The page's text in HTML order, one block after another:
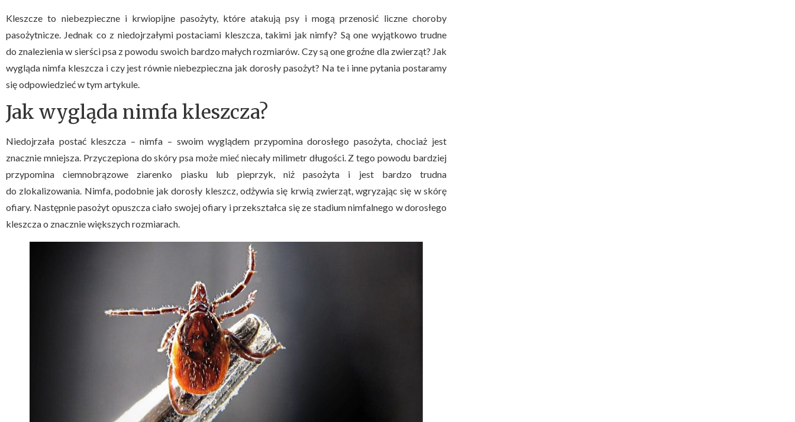
Kleszcze to niebezpieczne i krwiopijne pasożyty, które atakują psy i mogą przenosić liczne choroby
pasożytnicze. Jednak co z niedojrzałymi postaciami kleszcza, takimi jak nimfy? Są one wyjątkowo trudne
do znalezienia w sierści psa z powodu swoich bardzo małych rozmiarów. Czy są one groźne dla zwierząt? Jak
wygląda nimfa kleszcza i czy jest równie niebezpieczna jak dorosły pasożyt? Na te i inne pytania postaramy
się odpowiedzieć w tym artykule.
Jak wygląda nimfa kleszcza?
Niedojrzała postać kleszcza – nimfa – swoim wyglądem przypomina dorosłego pasożyta, chociaż jest
znacznie mniejsza. Przyczepiona do skóry psa może mieć niecały milimetr długości. Z tego powodu bardziej
przypomina ciemnobrązowe ziarenko piasku lub pieprzyk, niż pasożyta i jest bardzo trudna
do zlokalizowania. Nimfa, podobnie jak dorosły kleszcz, odżywia się krwią zwierząt, wgryzając się w skórę
ofiary. Następnie pasożyt opuszcza ciało swojej ofiary i przekształca się ze stadium nimfalnego w dorosłego
kleszcza o znacznie większych rozmiarach.